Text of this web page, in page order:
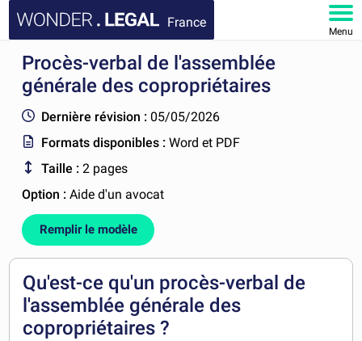
France
Menu
ACCUEIL
FAQ
MON COMPTE
Procès-verbal de l'assemblée
générale des copropriétaires
Dernière révision : 05/05/2026
Formats disponibles :Word et PDF
Taille : 2 pages
Option :Aide d'un avocat
Remplir le modèle
Qu'est-ce qu'un procès-verbal de
l'assemblée générale des
copropriétaires ?